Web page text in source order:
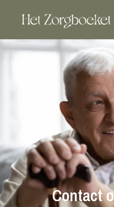
Contact